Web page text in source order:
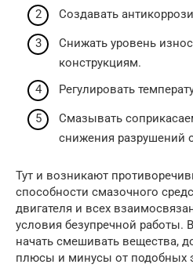
Создавать
Снижать уровень
конструкциям.
Регулировать
Смазывать
снижения разрушений
Тут и возникают
способности смазочного
двигателя и всех
условия безупречной работы.
начать смешивать вещества,
плюсы и минусы от подобных